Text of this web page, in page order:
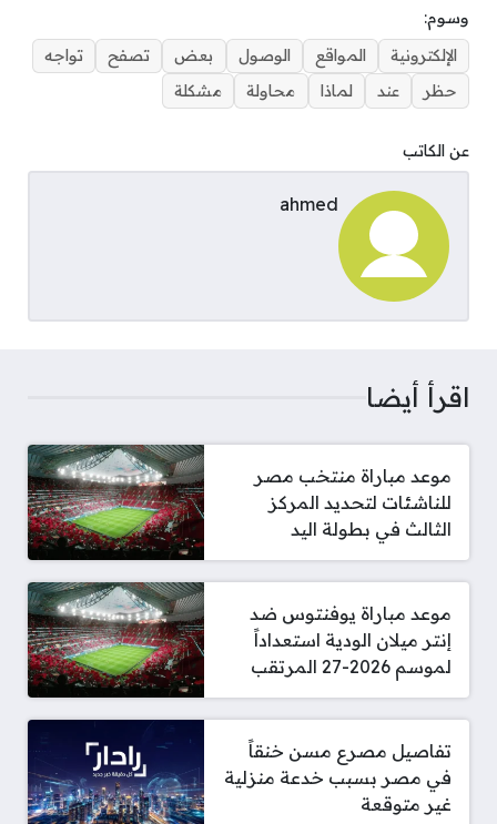
وسوم:
الإلكترونية
المواقع الوصول بعض تصفح
تواجه
حظر
عند لماذا محاولة مشكلة
عن الكاتب
ahmed
اقرأ أيضا
موعد مباراة منتخب مصر
للناشئات لتحديد المركز
الثالث في بطولة اليد
موعد مباراة يوفنتوس ضد
إنتر ميلان الودية استعداداً
لموسم 2026-27 المرتقب
تفاصيل مصرع مسن خنقاً
في مصر بسبب خدعة منزلية
غير متوقعة